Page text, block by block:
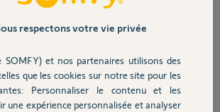
télecommande smoove origin io avec une
de mettre la télecommande easy sun io en
fonctionne pas.
la clé sur la nouvelle télecommande
sais pas comment faire.
vos réponses.
respectons votre vie privée
SOMFY) et nos partenaires utilisons des
que les cookies sur notre site pour les
Personnaliser le contenu et les
une expérience personnalisée et analyser